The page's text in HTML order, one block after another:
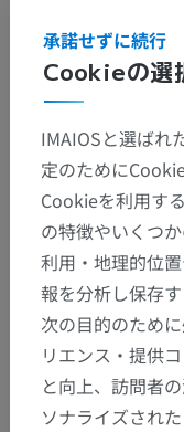
下位構造：この
せん
翻訳
間違いを発見し
修正や翻訳、内
ぞお知らせくださ
Cookieの選
承諾せずに続行
IMAIOSと選ばれ
定のために
Cookieを利用す
の特徴やいくつ
利用・地理的位
報を分析し保存
次の目的のため
リエンス・提供
と向上、訪問者
ソナライズされ